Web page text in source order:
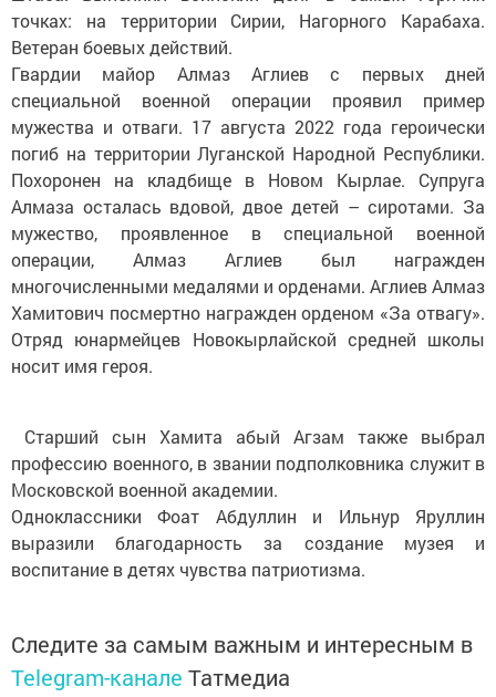
точках: на территории Сирии, Нагорного Карабаха.
Ветеран боевых действий.
Гвардии майор Алмаз Аглиев с первых дней
специальной военной операции проявил пример
мужества и отваги. 17 августа 2022 года героически
погиб на территории Луганской Народной Республики.
Похоронен на кладбище в Новом Кырлае. Супруга
Алмаза осталась вдовой, двое детей – сиротами. За
мужество, проявленное в специальной военной
операции, Алмаз Аглиев был награжден
многочисленными медалями и орденами. Аглиев Алмаз
Хамитович посмертно награжден орденом «За отвагу».
Отряд юнармейцев Новокырлайской средней школы
носит имя героя.
Старший сын Хамита абый Агзам также выбрал
профессию военного, в звании подполковника служит в
Московской военной академии.
Одноклассники Фоат Абдуллин и Ильнур Яруллин
выразили благодарность за создание музея и
воспитание в детях чувства патриотизма.
Следите за самым важным и интересным в
Telegram-канале Татмедиа